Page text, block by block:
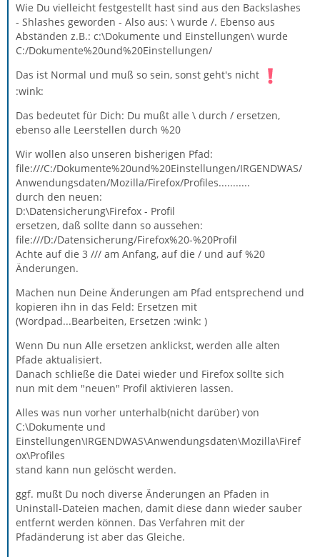
Wie Du vielleicht festgestellt hast sind aus den Backslashes
- Shlashes geworden - Also aus: \ wurde /. Ebenso aus
Abständen z.B.: c:\Dokumente und Einstellungen\ wurde
C:/Dokumente%20und%20Einstellungen/
Das ist Normal und muß so sein, sonst geht's nicht
:wink:
Das bedeutet für Dich: Du mußt alle \ durch / ersetzen,
ebenso alle Leerstellen durch %20
Wir wollen also unseren bisherigen Pfad:
file:///C:/Dokumente%20und%20Einstellungen/IRGENDWAS/
Anwendungsdaten/Mozilla/Firefox/Profiles...........
durch den neuen:
D:\Datensicherung\Firefox - Profil
ersetzen, daß sollte dann so aussehen:
file:///D:/Datensicherung/Firefox%20-%20Profil
Achte auf die 3 /// am Anfang, auf die / und auf %20
Änderungen.
Machen nun Deine Änderungen am Pfad entsprechend und
kopieren ihn in das Feld: Ersetzen mit
(Wordpad...Bearbeiten, Ersetzen :wink: )
Wenn Du nun Alle ersetzen anklickst, werden alle alten
Pfade aktualisiert.
Danach schließe die Datei wieder und Firefox sollte sich
nun mit dem "neuen" Profil aktivieren lassen.
Alles was nun vorher unterhalb(nicht darüber) von
C:\Dokumente und
Einstellungen\IRGENDWAS\Anwendungsdaten\Mozilla\Firef
ox\Profiles
stand kann nun gelöscht werden.
ggf. mußt Du noch diverse Änderungen an Pfaden in
Uninstall-Dateien machen, damit diese dann wieder sauber
entfernt werden können. Das Verfahren mit der
Pfadänderung ist aber das Gleiche.